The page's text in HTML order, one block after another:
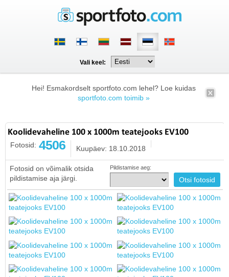
Vali keel:
Hei! Esmakordselt sportfoto.com lehel? Loe kuidas
sportfoto.com toimib »
Koolidevaheline 100 x 1000m teatejooks EV100
Fotosid: 4506 Kuupäev: 18.10.2018
Fotosid on võimalik otsida
pildistamise aja järgi.
Pildistamise aeg: